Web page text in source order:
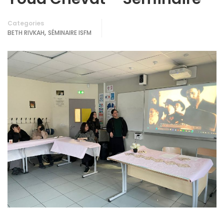
Categories
BETH RIVKAH, SÉMINAIRE ISFM